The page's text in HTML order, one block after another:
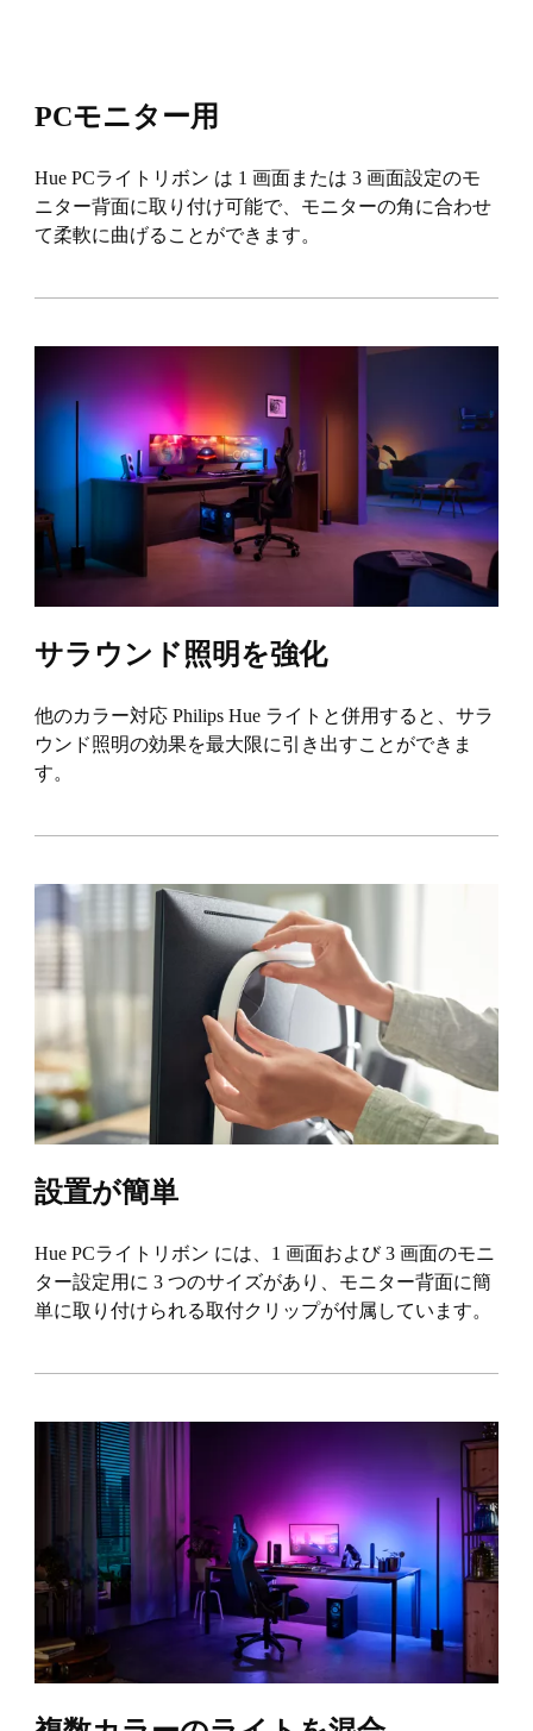
PCモニター用
Hue PCライトリボン は 1 画面または 3 画面設定のモ
ニター背面に取り付け可能で、モニターの角に合わせ
て柔軟に曲げることができます。
サラウンド照明を強化
他のカラー対応 Philips Hue ライトと併用すると、サラ
ウンド照明の効果を最大限に引き出すことができま
す。
設置が簡単
Hue PCライトリボン には、1 画面および 3 画面のモニ
ター設定用に 3 つのサイズがあり、モニター背面に簡
単に取り付けられる取付クリップが付属しています。